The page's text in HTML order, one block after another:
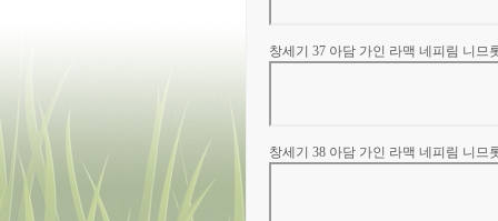
창세기 37 아담 가인 라맥 네피림 니므
창세기 38 아담 가인 라맥 네피림 니므